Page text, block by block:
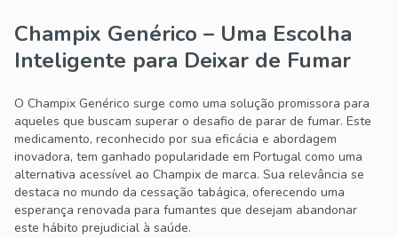
Champix Genérico – Uma Escolha
Inteligente para Deixar de Fumar
O Champix Genérico surge como uma solução promissora para
aqueles que buscam superar o desafio de parar de fumar. Este
medicamento, reconhecido por sua eficácia e abordagem
inovadora, tem ganhado popularidade em Portugal como uma
alternativa acessível ao Champix de marca. Sua relevância se
destaca no mundo da cessação tabágica, oferecendo uma
esperança renovada para fumantes que desejam abandonar
este hábito prejudicial à saúde.